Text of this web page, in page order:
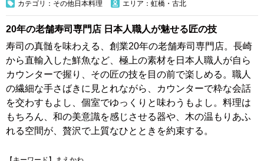
カテゴリ：その他日本料理 エリア：虹橋・古北
20年の老舗寿司専門店 日本人職人が魅せる匠の技
寿司の真髄を味わえる、創業20年の老舗寿司専門店。長崎
から直輸入した鮮魚など、極上の素材を日本人職人が自ら
カウンターで握り、その匠の技を目の前で楽しめる。職人
の繊細な手さばきに見とれながら、カウンターで粋な会話
を交わすもよし、個室でゆっくりと味わうもよし。料理は
もちろん、和の美意識を感じさせる器や、木の温もりあふ
れる空間が、贅沢で上質なひとときを約束する。